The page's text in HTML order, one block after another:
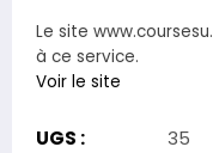
Le site
à ce service.
Voir le site
UGS :
35